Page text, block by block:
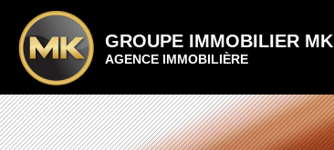
GROUPE IMMOBILIER MK
AGENCE IMMOBILIÈRE